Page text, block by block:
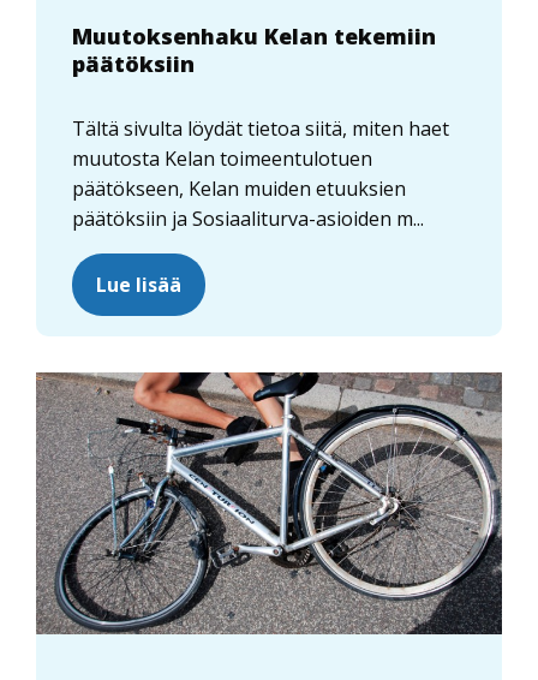
Muutoksenhaku Kelan tekemiin
päätöksiin
Tältä sivulta löydät tietoa siitä, miten haet
muutosta Kelan toimeentulotuen
päätökseen, Kelan muiden etuuksien
päätöksiin ja Sosiaaliturva-asioiden m...
Lue lisää